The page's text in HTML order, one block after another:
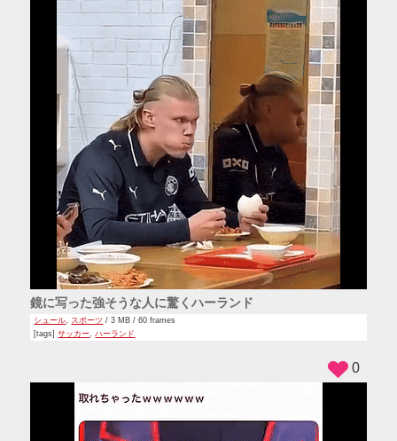
鏡に写った強そうな人に驚くハーランド
シュール, スポーツ / 3 MB / 60 frames
[tags]サッカー ,ハーランド
0